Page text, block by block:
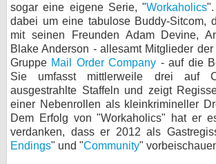
sogar eine eigene Serie, "Workaholics
dabei um eine tabulose Buddy-Sitcom,
mit seinen Freunden Adam Devine,
Blake Anderson - allesamt Mitglieder
Gruppe Mail Order Company - auf die
Sie umfasst mittlerweile drei auf
ausgestrahlte Staffeln und zeigt
einer Nebenrollen als kleinkrimineller
Dem Erfolg von "Workaholics" hat er
verdanken, dass er 2012 als
Endings" und "Community"
Forum
bei X
bei Facebook
Kontakt